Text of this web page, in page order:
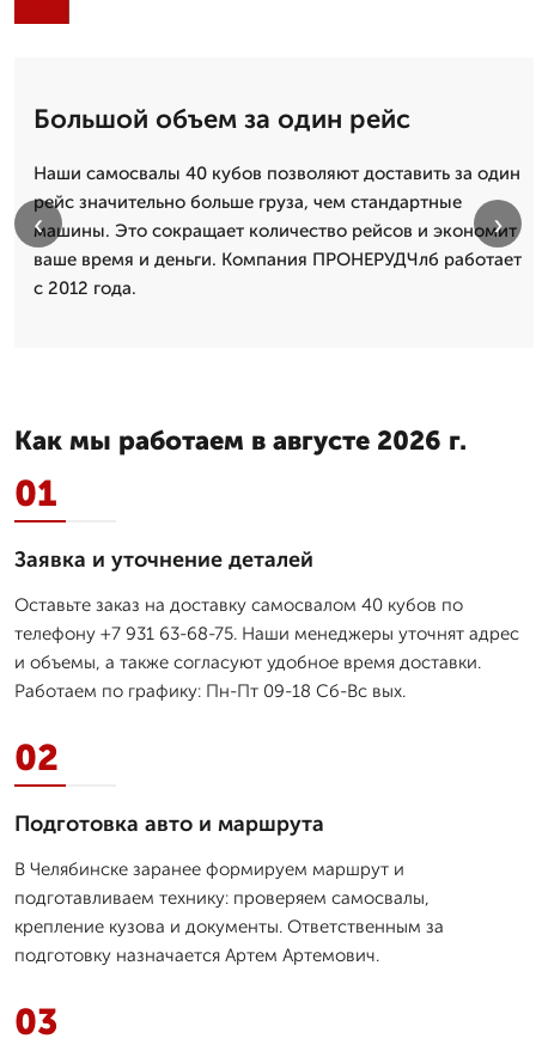
Большой объем за один рейс
Наши самосвалы 40 кубов позволяют доставить за один
рейс значительно больше груза, чем стандартные
машины. Это сокращает количество рейсов и экономит
ваше время и деньги. Компания ПРОНЕРУДЧлб работает
с 2012 года.
‹ ›
Как мы работаем в августе 2026 г.
01
Заявка и уточнение деталей
Оставьте заказ на доставку самосвалом 40 кубов по
телефону +7 931 63-68-75. Наши менеджеры уточнят адрес
и объемы, а также согласуют удобное время доставки.
Работаем по графику: Пн-Пт 09-18 Сб-Вс вых.
02
Подготовка авто и маршрута
В Челябинске заранее формируем маршрут и
подготавливаем технику: проверяем самосвалы,
крепление кузова и документы. Ответственным за
подготовку назначается Артем Артемович.
03